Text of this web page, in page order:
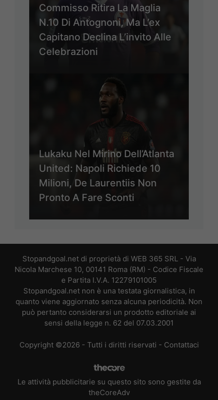
Commisso Ritira La Maglia
N.10 Di Antognoni, Ma L’ex
Capitano Declina L’invito Alle
Celebrazioni
Lukaku Nel Mirino Dell’Atlanta
United: Napoli Richiede 10
Milioni, De Laurentiis Non
Pronto A Fare Sconti
Stopandgoal.net di proprietà di WEB 365 SRL - Via
Nicola Marchese 10, 00141 Roma (RM) - Codice Fiscale
e Partita I.V.A. 12279101005
Stopandgoal.net non è una testata giornalistica, in
quanto viene aggiornato senza alcuna periodicità. Non
può pertanto considerarsi un prodotto editoriale ai
sensi della legge n. 62 del 07.03.2001
Copyright ©2026 - Tutti i diritti riservati - Contattaci
Le attività pubblicitarie su questo sito sono gestite da
theCoreAdv